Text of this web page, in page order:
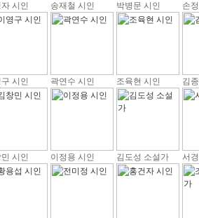
시인 송재철 시인 박병문 시인 손
시인 곽연수 시인 조육현 시인 김
시인 이정용 시인 김도성 소설가 서